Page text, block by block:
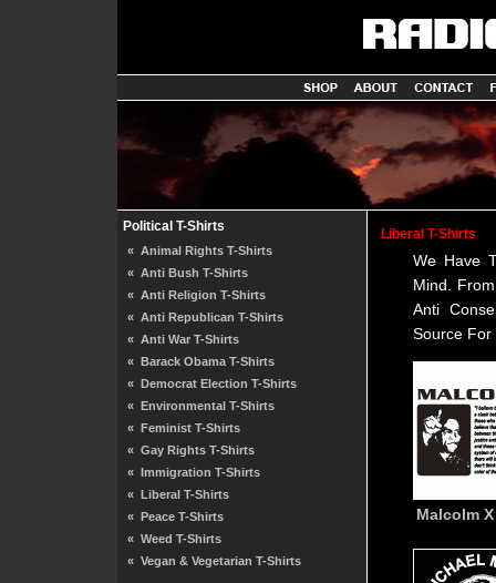
Political T-Shirts
« Animal Rights T-Shirts
« Anti Bush T-Shirts
« Anti Religion T-Shirts
« Anti Republican T-Shirts
« Anti War T-Shirts
« Barack Obama T-Shirts
« Democrat Election T-Shirts
« Environmental T-Shirts
« Feminist T-Shirts
« Gay Rights T-Shirts
« Immigration T-Shirts
« Liberal T-Shirts
« Peace T-Shirts
« Weed T-Shirts
« Vegan & Vegetarian T-Shirts
Liberal T-Shirts
We Have
Mind.
Anti
Source For
Malcolm